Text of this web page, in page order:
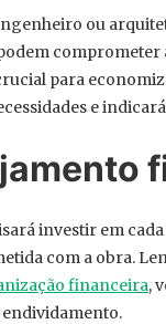
ou
comprometer
para
e
investir em
com a obra.
financeira,